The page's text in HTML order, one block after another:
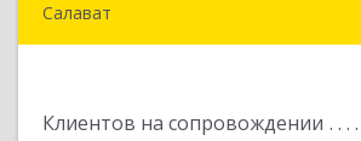
Салават
Клиентов на сопровождении